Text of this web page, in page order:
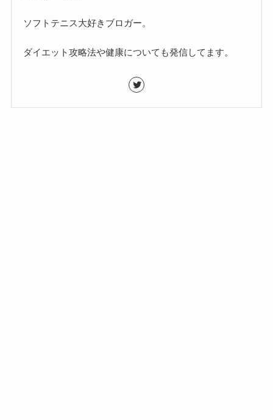
ソフトテニス大好きブロガー。
ダイエット攻略法や健康についても発信してます。